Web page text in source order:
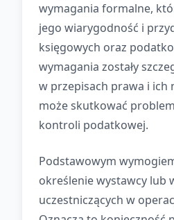
wymagania formalne,
jego wiarygodność i
księgowych oraz
wymagania zostały
w przepisach prawa i ich
może skutkować
kontroli podatkowej.
Podstawowym
określenie wystawcy lub
uczestniczących w